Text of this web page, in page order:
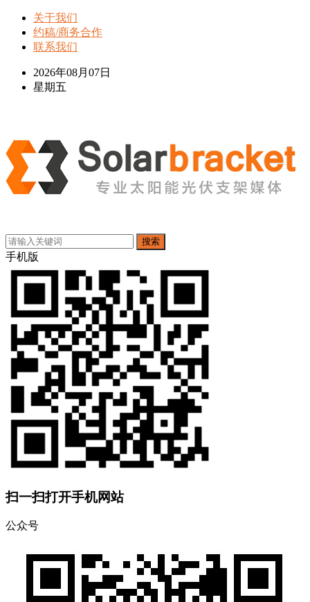
关于我们
约稿/商务合作
联系我们
2026年08月07日
星期五
搜索
手机版
扫一扫打开手机网站
公众号